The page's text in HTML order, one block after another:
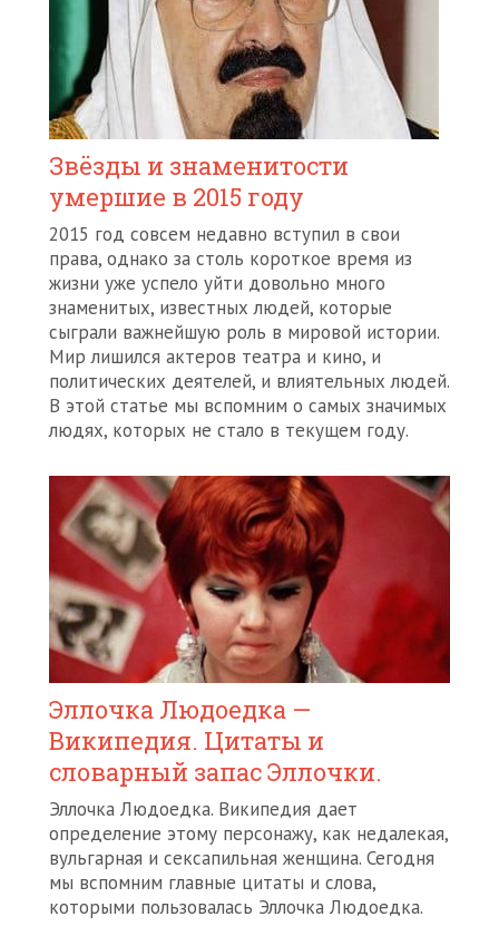
Звёзды и знаменитости
умершие в 2015 году
2015 год совсем недавно вступил в свои
права, однако за столь короткое время из
жизни уже успело уйти довольно много
знаменитых, известных людей, которые
сыграли важнейшую роль в мировой истории.
Мир лишился актеров театра и кино, и
политических деятелей, и влиятельных людей.
В этой статье мы вспомним о самых значимых
людях, которых не стало в текущем году.
Эллочка Людоедка —
Википедия. Цитаты и
словарный запас Эллочки.
Эллочка Людоедка. Википедия дает
определение этому персонажу, как недалекая,
вульгарная и сексапильная женщина. Сегодня
мы вспомним главные цитаты и слова,
которыми пользовалась Эллочка Людоедка.